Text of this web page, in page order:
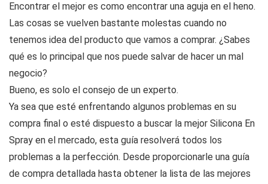
Encontrar el mejor es como encontrar una aguja en el heno.
Las cosas se vuelven bastante molestas cuando no
tenemos idea del producto que vamos a comprar. ¿Sabes
qué es lo principal que nos puede salvar de hacer un mal
negocio?
Bueno, es solo el consejo de un experto.
Ya sea que esté enfrentando algunos problemas en su
compra final o esté dispuesto a buscar la mejor Silicona En
Spray en el mercado, esta guía resolverá todos los
problemas a la perfección. Desde proporcionarle una guía
de compra detallada hasta obtener la lista de las mejores